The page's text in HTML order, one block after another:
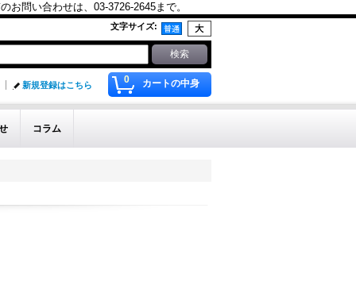
問い合わせは、03-3726-2645まで。
文字サイズ:
0 カートの中身
新規登録はこちら
コラム